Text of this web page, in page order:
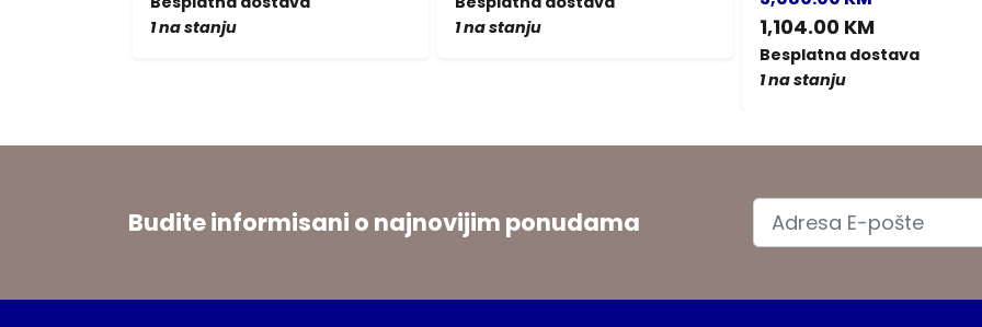
1 na stanju
1 na stanju
1,104.00 KM
Besplatna dostava
1 na stanju
Budite informisani o najnovijim ponudama